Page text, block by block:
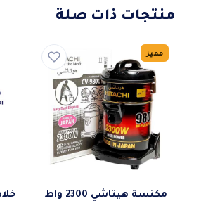
منتجات ذات صلة
مميز
مكنسة هيتاشي 2300 واط